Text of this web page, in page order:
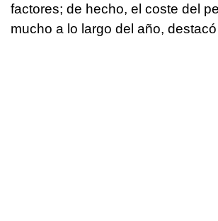
factores; de hecho, el coste del
mucho a lo largo del año,